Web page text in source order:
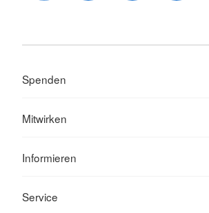
Spenden
Mitwirken
Informieren
Service